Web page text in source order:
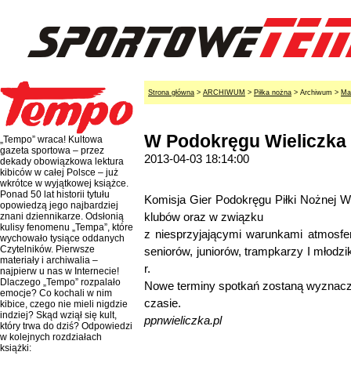
„Tempo” wraca! Kultowa
gazeta sportowa – przez
dekady obowiązkowa lektura
kibiców w całej Polsce – już
wkrótce w wyjątkowej książce.
Ponad 50 lat historii tytułu
opowiedzą jego najbardziej
znani dziennikarze. Odsłonią
kulisy fenomenu „Tempa”, które
wychowało tysiące oddanych
Czytelników. Pierwsze
materiały i archiwalia –
najpierw u nas w Internecie!
Dlaczego „Tempo” rozpalało
emocje? Co kochali w nim
kibice, czego nie mieli nigdzie
indziej? Skąd wziął się kult,
który trwa do dziś? Odpowiedzi
w kolejnych rozdziałach
książki:
Strona główna > ARCHIWUM > Piłka nożna > Archiwum >
W Podokręgu
2013-04-03 18:14:00
Komisja Gier Podokręgu Piłki Nożnej
klubów oraz w związku
z niesprzyjającymi warunkami
seniorów, juniorów, trampkarzy I
r.
Nowe terminy spotkań zostaną
czasie.
ppnwieliczka.pl